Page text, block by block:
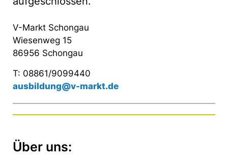
V-Markt Schongau
Wiesenweg 15
86956 Schongau
T: 08861/9099440
ausbildung@v-markt.de
Über uns: